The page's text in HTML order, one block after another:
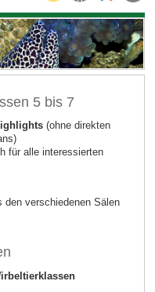
5 bis 7
(ohne direkten
für alle interessierten
den verschiedenen Sälen